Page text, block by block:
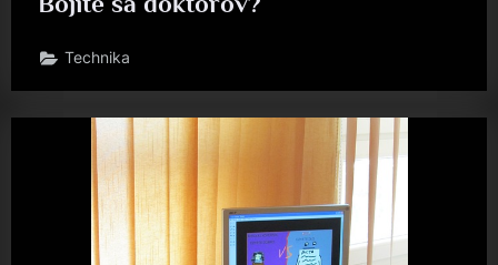
Technika